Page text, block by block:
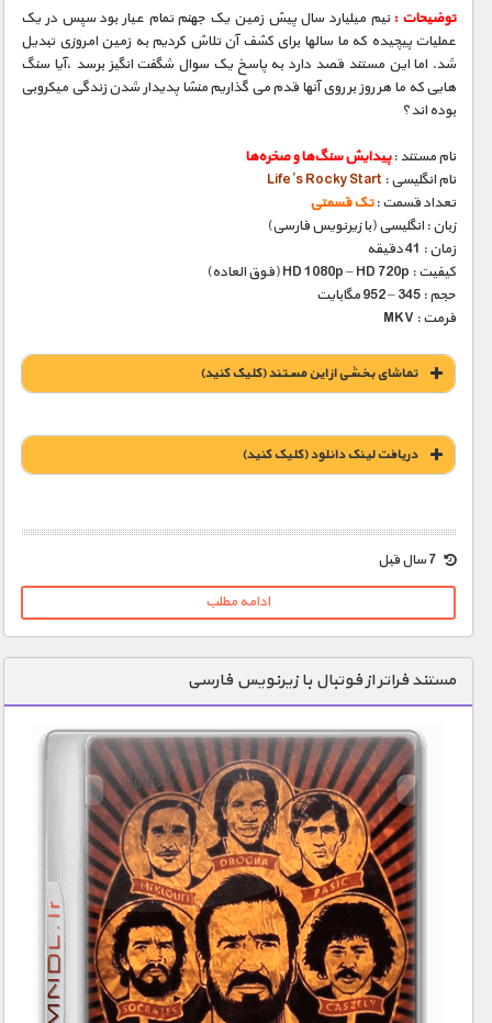
توضیحات :نیم میلیارد سال پیش زمین یک جهنم تمام عیار بود سپس در یک
عملیات پیچیده که ما سالها برای کشف آن تلاش کردیم به زمین امروزی تبدیل
شد. اما این مستند قصد دارد به پاسخ یک سوال شگفت انگیز برسد ،آیا سنگ
هایی که ما هر روز بر روی آنها قدم می گذاریم منشا پدیدار شدن زندگی میکروبی
بوده اند؟
نام مستند :پیدایش سنگ‌ها و صخره‌ها
نام انگلیسی : Life’s Rocky Start
تعداد قسمت :تک قسمتی
زبان : انگلیسی (با زیرنویس فارسی)
زمان : 41 دقیقه
کیفیت : HD 1080p – HD 720p (فوق العاده)
حجم : 345 – 952 مگابایت
فرمت : MKV
تماشای بخشی از این مستند (کلیک کنید)
دریافت لينک دانلود (کليک کنيد)
1900 تومان – خريد لينک دانلود (افزودن به سبد خريد)
ادامه مطلب
مستند فراتر از فوتبال با زیرنویس فارسی